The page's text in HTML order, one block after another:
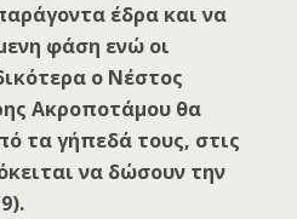
έδρα και να
φάση ενώ οι
ο Νέστος
Ακροποτάμου θα
τα γήπεδά τους, στις
να δώσουν την